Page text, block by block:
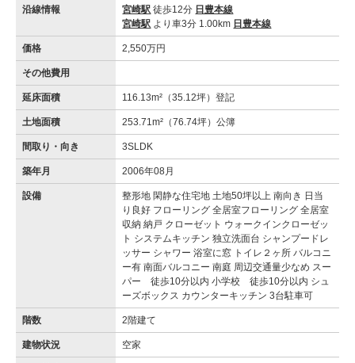
沿線情報 宮崎駅 徒歩12分 日豊本線
宮崎駅 より車3分 1.00km 日豊本線
価格 2,550万円
その他費用
延床面積 116.13m²（35.12坪）登記
土地面積 253.71m²（76.74坪）公簿
間取り・向き 3SLDK
築年月 2006年08月
設備
整形地 閑静な住宅地 土地50坪以上 南向き 日当
り良好 フローリング 全居室フローリング 全居室
収納 納戸 クローゼット ウォークインクローゼッ
ト システムキッチン 独立洗面台 シャンプードレ
ッサー シャワー 浴室に窓 トイレ２ヶ所 バルコニ
ー有 南面バルコニー 南庭 周辺交通量少なめ スー
パー 徒歩10分以内 小学校 徒歩10分以内 シュ
ーズボックス カウンターキッチン 3台駐車可
階数 2階建て
建物状況 空家